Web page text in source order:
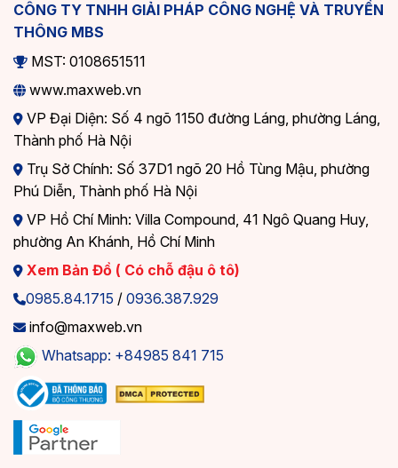
CÔNG TY TNHH GIẢI PHÁP CÔNG NGHỆ VÀ TRUYỀN
THÔNG MBS
MST: 0108651511
www.maxweb.vn
VP Đại Diện: Số 4 ngõ 1150 đường Láng, phường Láng,
Thành phố Hà Nội
Trụ Sở Chính: Số 37D1 ngõ 20 Hồ Tùng Mậu, phường
Phú Diễn, Thành phố Hà Nội
VP Hồ Chí Minh: Villa Compound, 41 Ngô Quang Huy,
phường An Khánh, Hồ Chí Minh
Xem Bản Đồ ( Có chỗ đậu ô tô)
0985.84.1715 / 0936.387.929
info@maxweb.vn
Whatsapp: +84985 841 715